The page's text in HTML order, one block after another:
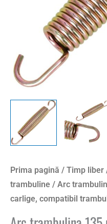
Prima pagină / Timp liber
trambuline / Arc
carlige, compatibil
trambuline
366
cm